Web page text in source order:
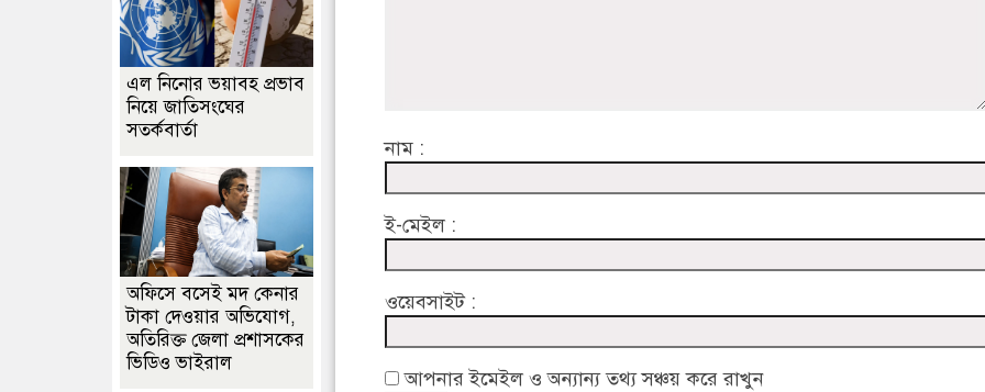
নাম :
ই-মেইল :
ওয়েবসাইট :
আপনার ইমেইল ও অন্যান্য তথ্য সঞ্চয় করে রাখুন
এল নিনোর ভয়াবহ প্রভাব
নিয়ে জাতিসংঘের
সতর্কবার্তা
অফিসে বসেই মদ কেনার
টাকা দেওয়ার অভিযোগ,
অতিরিক্ত জেলা প্রশাসকের
ভিডিও ভাইরাল